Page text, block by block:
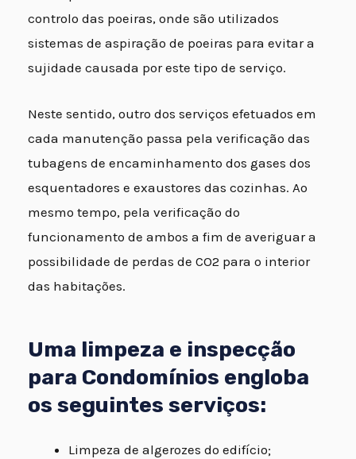
controlo das poeiras, onde são utilizados
sistemas de aspiração de poeiras para evitar a
sujidade causada por este tipo de serviço.
Neste sentido, outro dos serviços efetuados em
cada manutenção passa pela verificação das
tubagens de encaminhamento dos gases dos
esquentadores e exaustores das cozinhas. Ao
mesmo tempo, pela verificação do
funcionamento de ambos a fim de averiguar a
possibilidade de perdas de CO2 para o interior
das habitações.
Uma limpeza e inspecção
para Condomínios engloba
os seguintes serviços:
Limpeza de algerozes do edifício;